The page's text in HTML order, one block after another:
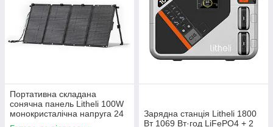
Портативна складана
сонячна панель Litheli 100W
монокристалічна напруга 24
В ККД 22-23% вага 4.04 кг
Зарядна станція Litheli 1800
Вт 1069 Вт·год LiFePO4 + 2